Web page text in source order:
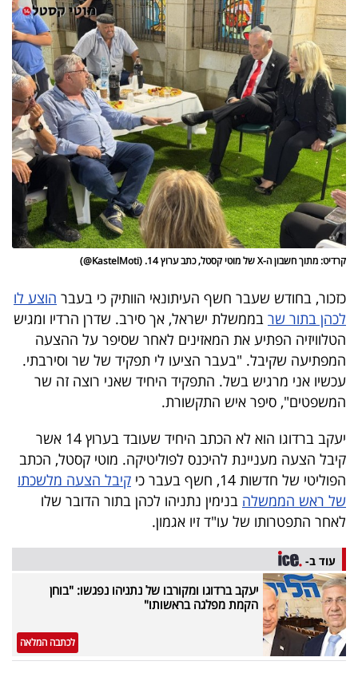
שיתופי
פעולה
דרושים
ניוזלטרים
מייל
אדום
פרסמו
באייס
עקבו
קרדיט: מתוך חשבון ה-X של מוטי קסטל, כתב ערוץ 14. (KastelMoti@)
כזכור, בחודש שעבר חשף העיתונאי הוותיק כי בעבר הוצע לו
לכהן בתור שר בממשלת ישראל, אך סירב. שדרן הרדיו ומגיש
הטלוויזיה הפתיע את המאזינים לאחר שסיפר על ההצעה
המפתיעה שקיבל. "בעבר הציעו לי תפקיד של שר וסירבתי.
עכשיו אני מרגיש בשל. התפקיד היחיד שאני רוצה זה שר
המשפטים", סיפר איש התקשורת.
יעקב ברדוגו הוא לא הכתב היחיד שעובד בערוץ 14 אשר
קיבל הצעה מעניינת להיכנס לפוליטיקה. מוטי קסטל, הכתב
הפוליטי של חדשות 14, חשף בעבר כי
קיבל הצעה מלשכתו
של ראש הממשלה בנימין נתניהו לכהן בתור הדובר שלו
לאחר התפטרותו של עו"ד זיו אגמון.
עוד ב-
יעקב ברדוגו ומקורבו של נתניהו נפגשו: "בוחן
הקמת מפלגה בראשותו"
לכתבה המלאה